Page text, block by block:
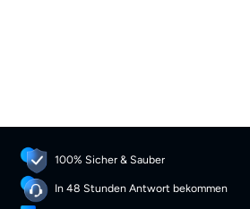
Netflix und
und verständlich
100% Sicher & Sauber
In 48 Stunden Antwort bekommen